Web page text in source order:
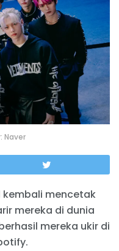
Naver
kembali mencetak
mereka di dunia
mereka ukir di